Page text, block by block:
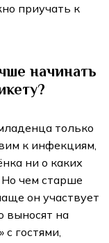
приучать к
начинать
только
к инфекциям,
ни о каких
Но чем старше
он участвует
выносят на
гостями,